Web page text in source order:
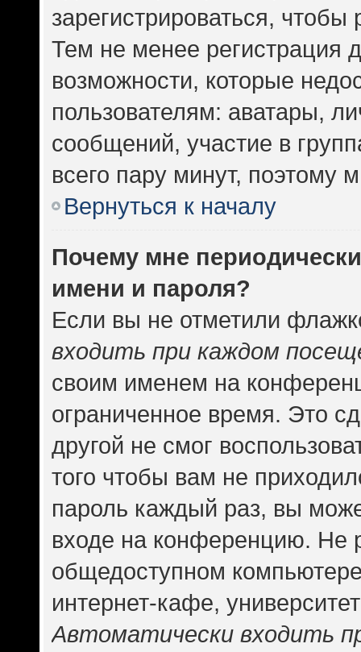
зарегистрироваться,
Тем не менее регистрация
возможности, которые
пользователям: аватары,
сообщений, участие в
всего пару минут, поэтому
Вернуться к началу
Почему мне
имени и пароля?
Если вы не отметили
входить при каждом
своим именем на
ограниченное время. Это
другой не смог
того чтобы вам не
пароль каждый раз, вы
входе на конференцию. Не
общедоступном
интернет-кафе,
Автоматически входить